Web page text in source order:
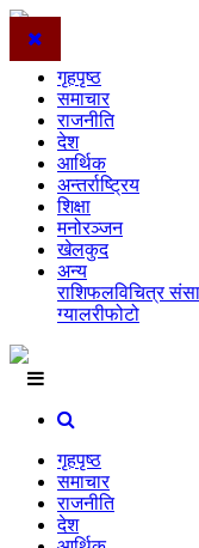
गृहपृष्ठ
समाचार
राजनीति
देश
आर्थिक
अन्तर्राष्ट्रिय
शिक्षा
मनोरञ्जन
खेलकुद
अन्य
राशिफलविचित्र
ग्यालरीफोटो
गृहपृष्ठ
समाचार
राजनीति
देश